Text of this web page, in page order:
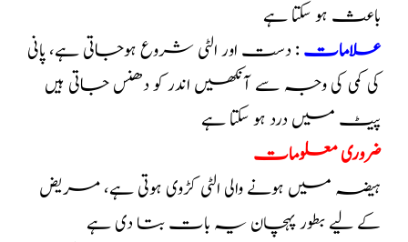
باعث ہو سکتا ہے
علامات: دست اور الٹی شروع ہوجاتی ہے، پانی
کی کمی کی وجہ سے آنکھیں اندر کو دھنس جاتی ہیں
پیٹ میں درد ہو سکتا ہے
ضروری معلومات
ہیضہ میں ہونے والی الٹی کڑوی ہوتی ہے، مریض
کے لیے بطور پہچان یہ بات بتا دی ہے